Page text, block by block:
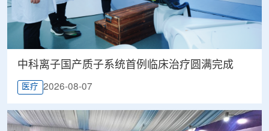
中科离子国产质子系统首例临床治疗圆满完成
医疗 2026-08-07